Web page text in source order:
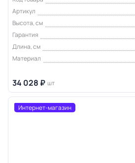
Артикул
Высота, см
Гарантия
Длина, см
Материал
34 028 ₽ шт
Интернет-магазин